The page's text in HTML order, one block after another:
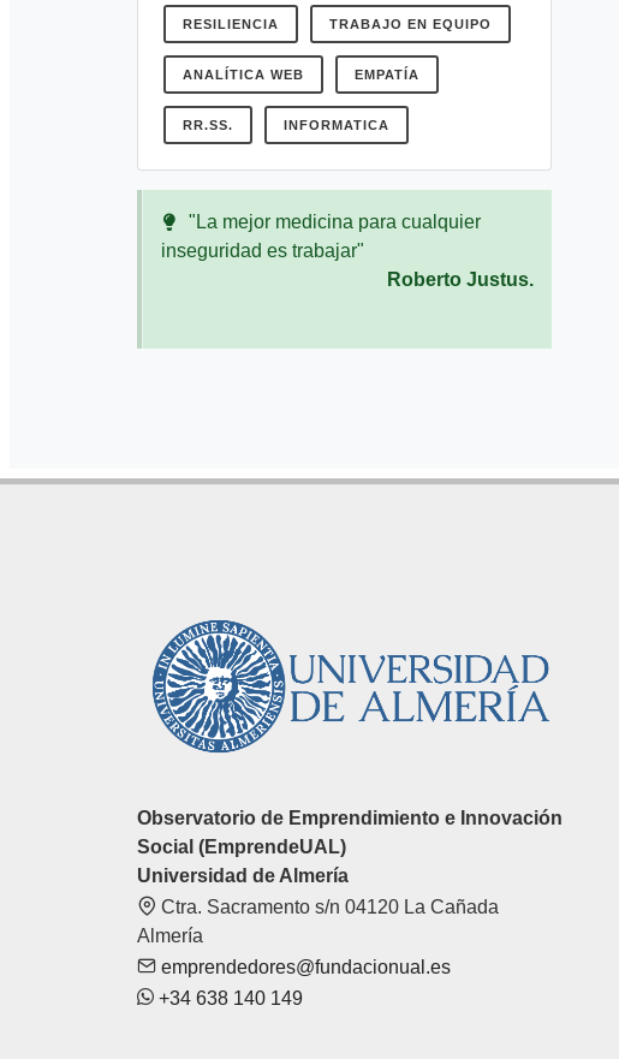
RESILIENCIA TRABAJO EN EQUIPO
ANALÍTICA WEB EMPATÍA
RR.SS. INFORMATICA
"La mejor medicina para cualquier
inseguridad es trabajar"
Roberto Justus.
Observatorio de Emprendimiento e Innovación
Social (EmprendeUAL)
Universidad de Almería
Ctra. Sacramento s/n 04120 La Cañada
Almería
emprendedores@fundacionual.es
+34 638 140 149